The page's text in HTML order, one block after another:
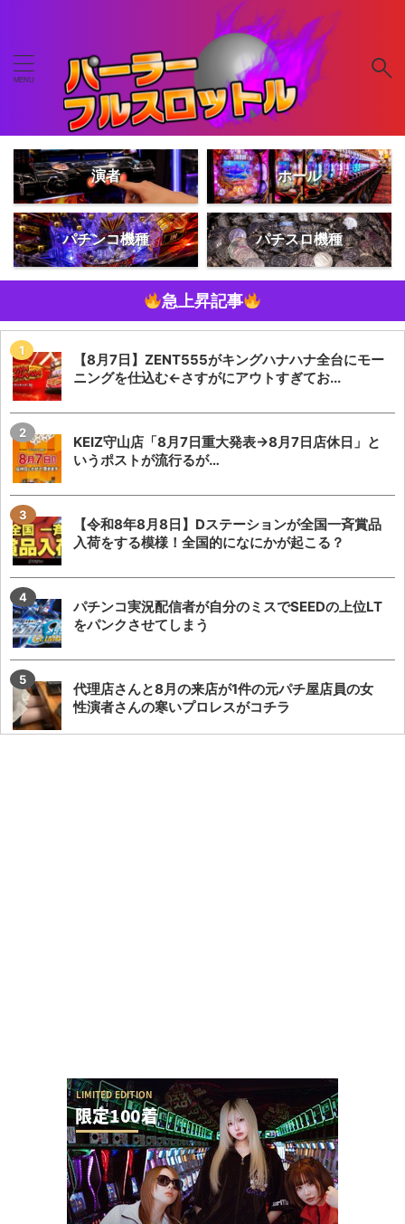
演者 ホール
パチンコ機種 パチスロ機種
急上昇記事
【8月7日】ZENT555がキングハナハナ全台にモー
ニングを仕込む←さすがにアウトすぎてお...
KEIZ守山店「8月7日重大発表→8月7日店休日」と
いうポストが流行るが…
【令和8年8月8日】Dステーションが全国一斉賞品
入荷をする模様！全国的になにかが起こる？
パチンコ実況配信者が自分のミスでSEEDの上位LT
をパンクさせてしまう
代理店さんと8月の来店が1件の元パチ屋店員の女
性演者さんの寒いプロレスがコチラ
声が出ず療養中の覚醒てえんださんが無申告・保
険証無しだと事実無根の疑いをかけられる